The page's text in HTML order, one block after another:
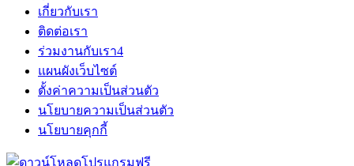
เกี่ยวกับเรา
ติดต่อเรา
ร่วมงานกับเรา4
แผนผังเว็บไซต์
ตั้งค่าความเป็นส่วนตัว
นโยบายความเป็นส่วนตัว
นโยบายคุกกี้